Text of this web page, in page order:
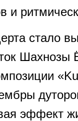
и
стало
Шахнозы
эффект